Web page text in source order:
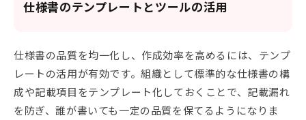
仕様書のテンプレートとツールの活用
仕様書の品質を均一化し、作成効率を高めるには、テンプ
レートの活用が有効です。組織として標準的な仕様書の構
成や記載項目をテンプレート化しておくことで、記載漏れ
を防ぎ、誰が書いても一定の品質を保てるようになりま